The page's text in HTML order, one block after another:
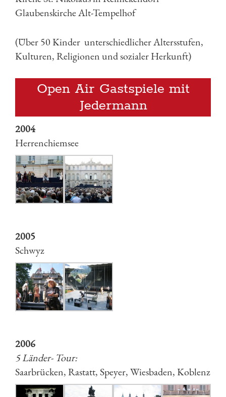
Glaubenskirche Alt-Tempelhof
(Über 50 Kinder unterschiedlicher Altersstufen,
Kulturen, Religionen und sozialer Herkunft)
Open Air Gastspiele mit
Jedermann
2004
Herrenchiemsee
2005
Schwyz
2006
5 Länder- Tour:
Saarbrücken, Rastatt, Speyer, Wiesbaden, Koblenz